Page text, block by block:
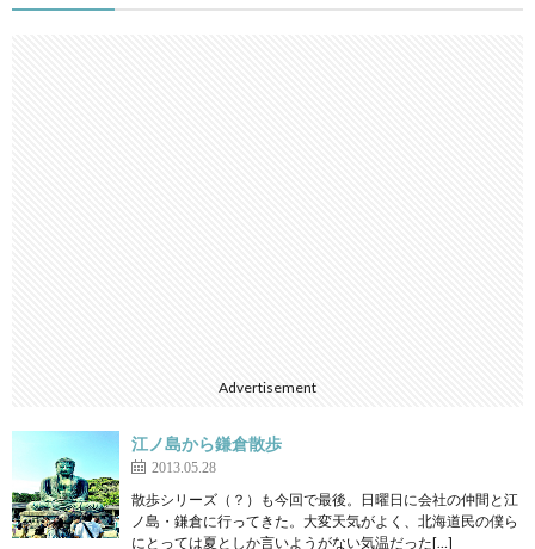
Advertisement
江ノ島から鎌倉散歩
2013.05.28
散歩シリーズ（？）も今回で最後。日曜日に会社の仲間と江
ノ島・鎌倉に行ってきた。大変天気がよく、北海道民の僕ら
にとっては夏としか言いようがない気温だった[…]